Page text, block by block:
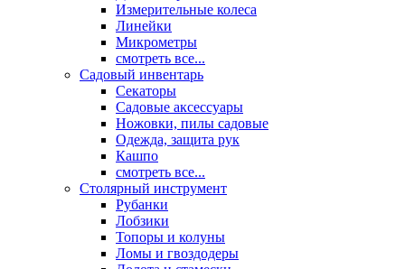
Измерительные колеса
Линейки
Микрометры
смотреть все...
Садовый инвентарь
Секаторы
Садовые аксессуары
Ножовки, пилы садовые
Одежда, защита рук
Кашпо
смотреть все...
Столярный инструмент
Рубанки
Лобзики
Топоры и колуны
Ломы и гвоздодеры